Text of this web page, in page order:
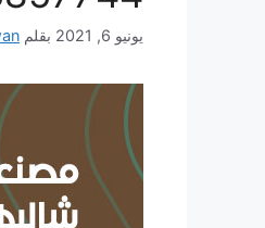
يونيو 6, 2021 بقلم